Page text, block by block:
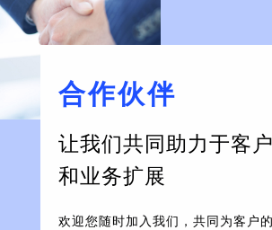
合作伙伴
让我们共同助力于客
和业务扩展
欢迎您随时加入我们，共同为客户